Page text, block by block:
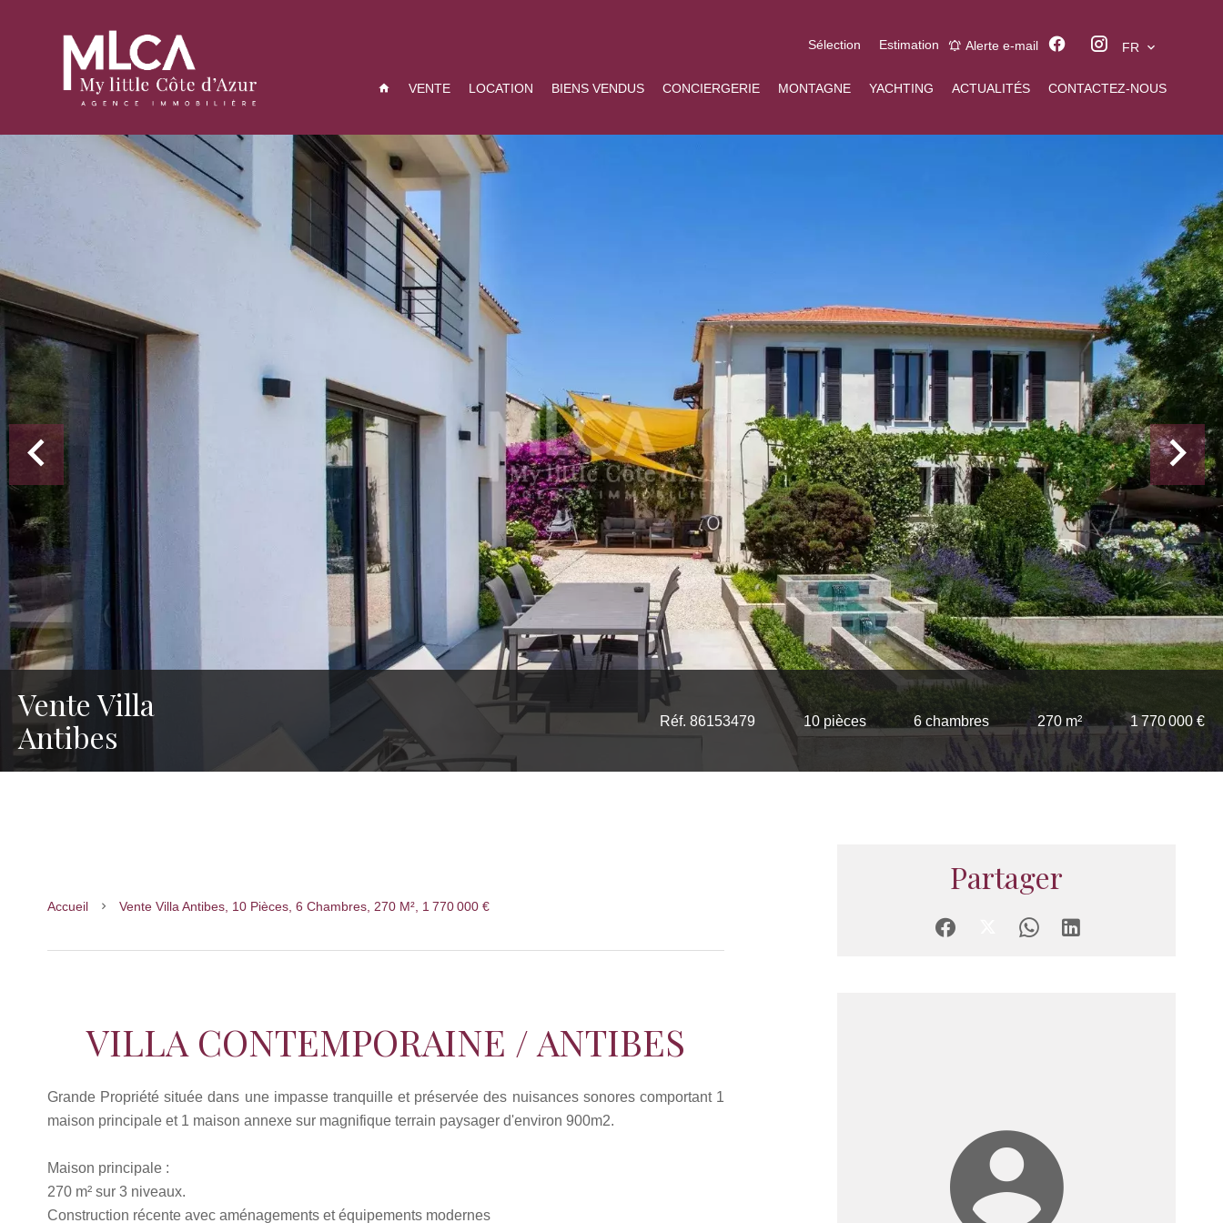
Sélection Estimation Alerte e-mail FR
VENTE LOCATION BIENS VENDUS CONCIERGERIE MONTAGNE YACHTING ACTUALITÉS CONTACTEZ-NOUS
Vente Villa
Antibes
Réf. 86153479 10 pièces 6 chambres 270 m² 1 770 000 €
Accueil Vente Villa Antibes, 10 Pièces, 6 Chambres, 270 M², 1 770 000 €
VILLA CONTEMPORAINE / ANTIBES
Grande Propriété située dans une impasse tranquille et préservée des nuisances sonores comportant 1
maison principale et 1 maison annexe sur magnifique terrain paysager d'environ 900m2.
Maison principale :
270 m² sur 3 niveaux.
Construction récente avec aménagements et équipements modernes
Partager